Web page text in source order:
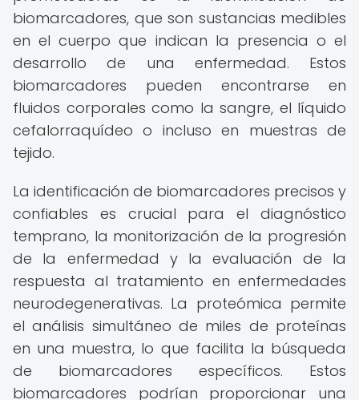
biomarcadores, que son sustancias medibles
en el cuerpo que indican la presencia o el
desarrollo de una enfermedad. Estos
biomarcadores pueden encontrarse en
fluidos corporales como la sangre, el líquido
cefalorraquídeo o incluso en muestras de
tejido.
La identificación de biomarcadores precisos y
confiables es crucial para el diagnóstico
temprano, la monitorización de la progresión
de la enfermedad y la evaluación de la
respuesta al tratamiento en enfermedades
neurodegenerativas. La proteómica permite
el análisis simultáneo de miles de proteínas
en una muestra, lo que facilita la búsqueda
de biomarcadores específicos. Estos
biomarcadores podrían proporcionar una